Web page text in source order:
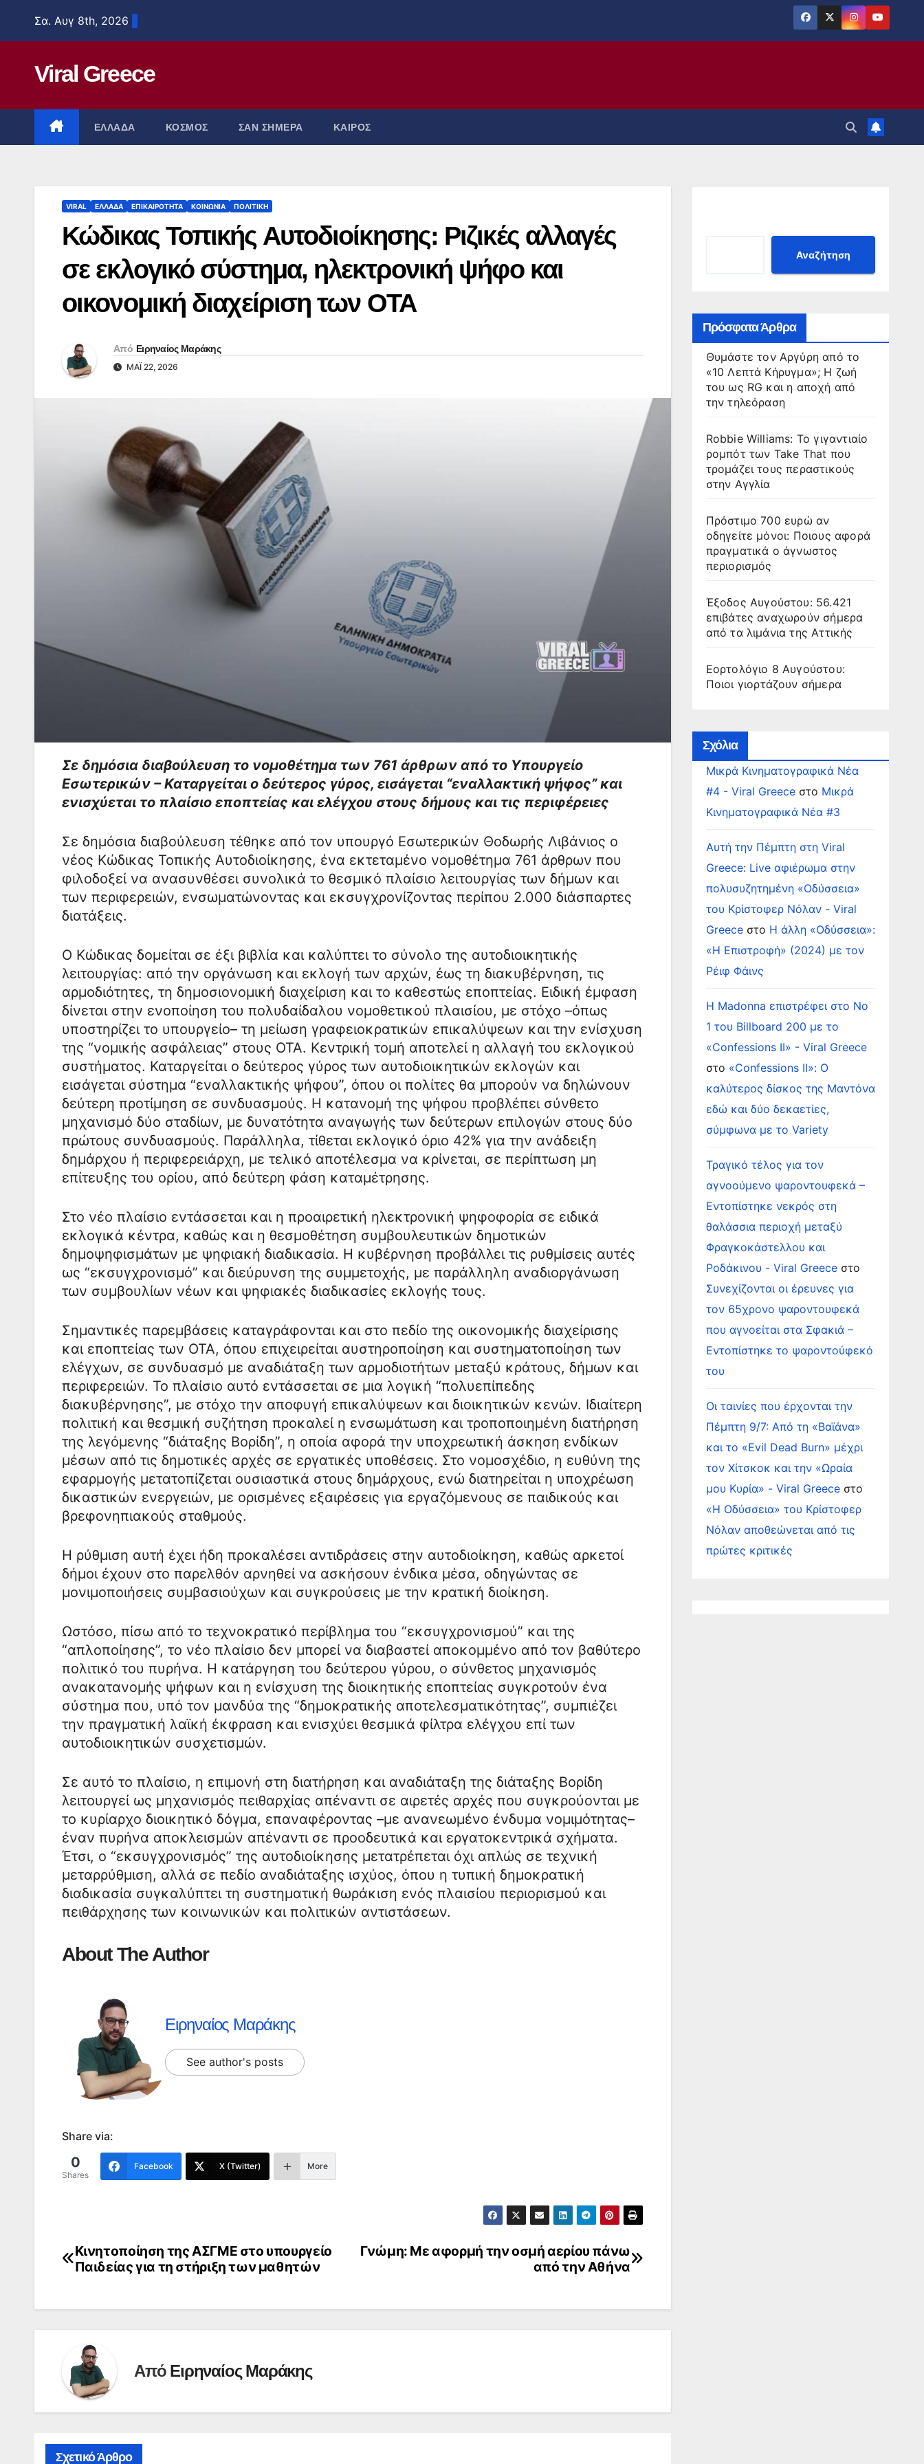
Σα. Αυγ 8th, 2026
Viral Greece
ΕΛΛΑΔΑ ΚΟΣΜΟΣ ΣΑΝ ΣΗΜΕΡΑ ΚΑΙΡΟΣ
VIRAL ΕΛΛΑΔΑ ΕΠΙΚΑΙΡΟΤΗΤΑ ΚΟΙΝΩΝΙΑ ΠΟΛΙΤΙΚΗ
Κώδικας Τοπικής Αυτοδιοίκησης: Ριζικές αλλαγές
σε εκλογικό σύστημα, ηλεκτρονική ψήφο και
οικονομική διαχείριση των ΟΤΑ
Από Ειρηναίος Μαράκης
ΜΆΙ 22, 2026
Σε δημόσια διαβούλευση το νομοθέτημα των 761 άρθρων από το Υπουργείο
Εσωτερικών – Καταργείται ο δεύτερος γύρος, εισάγεται “εναλλακτική ψήφος” και
ενισχύεται το πλαίσιο εποπτείας και ελέγχου στους δήμους και τις περιφέρειες
Σε δημόσια διαβούλευση τέθηκε από τον υπουργό Εσωτερικών Θοδωρής Λιβάνιος ο
νέος Κώδικας Τοπικής Αυτοδιοίκησης, ένα εκτεταμένο νομοθέτημα 761 άρθρων που
φιλοδοξεί να ανασυνθέσει συνολικά το θεσμικό πλαίσιο λειτουργίας των δήμων και
των περιφερειών, ενσωματώνοντας και εκσυγχρονίζοντας περίπου 2.000 διάσπαρτες
διατάξεις.
Ο Κώδικας δομείται σε έξι βιβλία και καλύπτει το σύνολο της αυτοδιοικητικής
λειτουργίας: από την οργάνωση και εκλογή των αρχών, έως τη διακυβέρνηση, τις
αρμοδιότητες, τη δημοσιονομική διαχείριση και το καθεστώς εποπτείας. Ειδική έμφαση
δίνεται στην ενοποίηση του πολυδαίδαλου νομοθετικού πλαισίου, με στόχο –όπως
υποστηρίζει το υπουργείο– τη μείωση γραφειοκρατικών επικαλύψεων και την ενίσχυση
της “νομικής ασφάλειας” στους ΟΤΑ. Κεντρική τομή αποτελεί η αλλαγή του εκλογικού
συστήματος. Καταργείται ο δεύτερος γύρος των αυτοδιοικητικών εκλογών και
εισάγεται σύστημα “εναλλακτικής ψήφου”, όπου οι πολίτες θα μπορούν να δηλώνουν
δεύτερη προτίμηση σε συνδυασμούς. Η κατανομή της ψήφου προβλέπει σύνθετο
μηχανισμό δύο σταδίων, με δυνατότητα αναγωγής των δεύτερων επιλογών στους δύο
πρώτους συνδυασμούς. Παράλληλα, τίθεται εκλογικό όριο 42% για την ανάδειξη
δημάρχου ή περιφερειάρχη, με τελικό αποτέλεσμα να κρίνεται, σε περίπτωση μη
επίτευξης του ορίου, από δεύτερη φάση καταμέτρησης.
Στο νέο πλαίσιο εντάσσεται και η προαιρετική ηλεκτρονική ψηφοφορία σε ειδικά
εκλογικά κέντρα, καθώς και η θεσμοθέτηση συμβουλευτικών δημοτικών
δημοψηφισμάτων με ψηφιακή διαδικασία. Η κυβέρνηση προβάλλει τις ρυθμίσεις αυτές
ως “εκσυγχρονισμό” και διεύρυνση της συμμετοχής, με παράλληλη αναδιοργάνωση
των συμβουλίων νέων και ψηφιακές διαδικασίες εκλογής τους.
Σημαντικές παρεμβάσεις καταγράφονται και στο πεδίο της οικονομικής διαχείρισης
και εποπτείας των ΟΤΑ, όπου επιχειρείται αυστηροποίηση και συστηματοποίηση των
ελέγχων, σε συνδυασμό με αναδιάταξη των αρμοδιοτήτων μεταξύ κράτους, δήμων και
περιφερειών. Το πλαίσιο αυτό εντάσσεται σε μια λογική “πολυεπίπεδης
διακυβέρνησης”, με στόχο την αποφυγή επικαλύψεων και διοικητικών κενών. Ιδιαίτερη
πολιτική και θεσμική συζήτηση προκαλεί η ενσωμάτωση και τροποποιημένη διατήρηση
της λεγόμενης “διάταξης Βορίδη”, η οποία αφορά την υποχρεωτική άσκηση ενδίκων
μέσων από τις δημοτικές αρχές σε εργατικές υποθέσεις. Στο νομοσχέδιο, η ευθύνη της
εφαρμογής μετατοπίζεται ουσιαστικά στους δημάρχους, ενώ διατηρείται η υποχρέωση
δικαστικών ενεργειών, με ορισμένες εξαιρέσεις για εργαζόμενους σε παιδικούς και
βρεφονηπιακούς σταθμούς.
Η ρύθμιση αυτή έχει ήδη προκαλέσει αντιδράσεις στην αυτοδιοίκηση, καθώς αρκετοί
δήμοι έχουν στο παρελθόν αρνηθεί να ασκήσουν ένδικα μέσα, οδηγώντας σε
μονιμοποιήσεις συμβασιούχων και συγκρούσεις με την κρατική διοίκηση.
Ωστόσο, πίσω από το τεχνοκρατικό περίβλημα του “εκσυγχρονισμού” και της
“απλοποίησης”, το νέο πλαίσιο δεν μπορεί να διαβαστεί αποκομμένο από τον βαθύτερο
πολιτικό του πυρήνα. Η κατάργηση του δεύτερου γύρου, ο σύνθετος μηχανισμός
ανακατανομής ψήφων και η ενίσχυση της διοικητικής εποπτείας συγκροτούν ένα
σύστημα που, υπό τον μανδύα της “δημοκρατικής αποτελεσματικότητας”, συμπιέζει
την πραγματική λαϊκή έκφραση και ενισχύει θεσμικά φίλτρα ελέγχου επί των
αυτοδιοικητικών συσχετισμών.
Σε αυτό το πλαίσιο, η επιμονή στη διατήρηση και αναδιάταξη της διάταξης Βορίδη
λειτουργεί ως μηχανισμός πειθαρχίας απέναντι σε αιρετές αρχές που συγκρούονται με
το κυρίαρχο διοικητικό δόγμα, επαναφέροντας –με ανανεωμένο ένδυμα νομιμότητας–
έναν πυρήνα αποκλεισμών απέναντι σε προοδευτικά και εργατοκεντρικά σχήματα.
Έτσι, ο “εκσυγχρονισμός” της αυτοδιοίκησης μετατρέπεται όχι απλώς σε τεχνική
μεταρρύθμιση, αλλά σε πεδίο αναδιάταξης ισχύος, όπου η τυπική δημοκρατική
διαδικασία συγκαλύπτει τη συστηματική θωράκιση ενός πλαισίου περιορισμού και
πειθάρχησης των κοινωνικών και πολιτικών αντιστάσεων.
About The Author
Ειρηναίος Μαράκης
See author's posts
Share via:
0
Shares
Facebook X (Twitter) More
Πλοήγηση
Γνώμη: Με αφορμή την οσμή αερίου πάνω
από την Αθήνα
Κινητοποίηση της ΑΣΓΜΕ στο υπουργείο
Παιδείας για τη στήριξη των μαθητών
Από Ειρηναίος Μαράκης
Σχετικό Άρθρο
Αναζήτηση
Πρόσφατα Άρθρα
Θυμάστε τον Αργύρη από το
«10 Λεπτά Κήρυγμα»; Η ζωή
του ως RG και η αποχή από
την τηλεόραση
Robbie Williams: Το γιγαντιαίο
ρομπότ των Take That που
τρομάζει τους περαστικούς
στην Αγγλία
Πρόστιμο 700 ευρώ αν
οδηγείτε μόνοι: Ποιους αφορά
πραγματικά ο άγνωστος
περιορισμός
Έξοδος Αυγούστου: 56.421
επιβάτες αναχωρούν σήμερα
από τα λιμάνια της Αττικής
Εορτολόγιο 8 Αυγούστου:
Ποιοι γιορτάζουν σήμερα
Σχόλια
Μικρά Κινηματογραφικά Νέα
#4 - Viral Greeceστο Μικρά
Κινηματογραφικά Νέα #3
Αυτή την Πέμπτη στη Viral
Greece: Live αφιέρωμα στην
πολυσυζητημένη «Οδύσσεια»
του Κρίστοφερ Νόλαν - Viral
Greeceστο Η άλλη «Οδύσσεια»:
«Η Επιστροφή» (2024) με τον
Ρέιφ Φάινς
Η Madonna επιστρέφει στο Νο
1 του Billboard 200 με το
«Confessions II» - Viral Greece
στο «Confessions II»: Ο
καλύτερος δίσκος της Μαντόνα
εδώ και δύο δεκαετίες,
σύμφωνα με το Variety
Τραγικό τέλος για τον
αγνοούμενο ψαροντουφεκά –
Εντοπίστηκε νεκρός στη
θαλάσσια περιοχή μεταξύ
Φραγκοκάστελλου και
Ροδάκινου - Viral Greeceστο
Συνεχίζονται οι έρευνες για
τον 65χρονο ψαροντουφεκά
που αγνοείται στα Σφακιά –
Εντοπίστηκε το ψαροντούφεκό
του
Οι ταινίες που έρχονται την
Πέμπτη 9/7: Από τη «Βαϊάνα»
και το «Evil Dead Burn» μέχρι
τον Χίτσκοκ και την «Ωραία
μου Κυρία» - Viral Greeceστο
«Η Οδύσσεια» του Κρίστοφερ
Νόλαν αποθεώνεται από τις
πρώτες κριτικές